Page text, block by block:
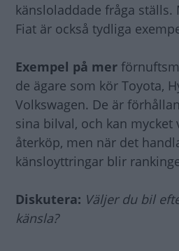
känsloladdade fråga ställs.
Fiat är också tydliga
Exempel på mer
de ägare som kör Toyota,
Volkswagen. De är
sina bilval, och kan mycket
återköp, men när det
känsloyttringar blir
Diskutera: Väljer du bil
känsla?